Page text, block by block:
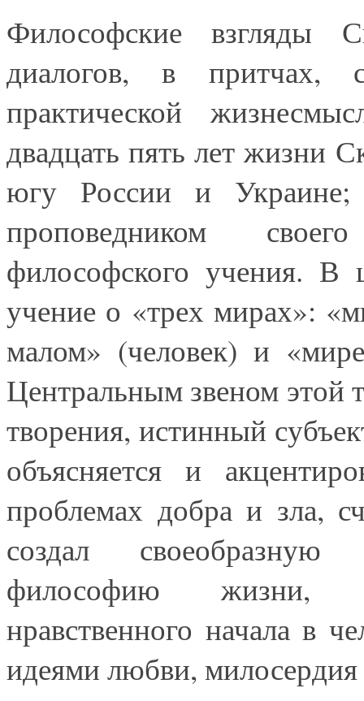
Философские взгляды
диалогов, в притчах,
практической
двадцать пять лет жизни
югу России и Украине;
проповедником
философского учения.
учение о «трех мирах»:
малом» (человек) и
Центральным звеном этой
творения, истинный
объясняется и
проблемах добра и зла,
создал своеобразную
философию жизни,
нравственного начала в
идеями любви, милосердия